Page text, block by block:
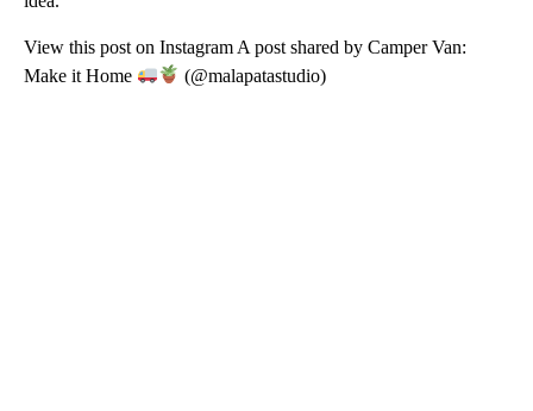
View this post on Instagram A post shared by Camper Van:
Make it Home
(@malapatastudio)